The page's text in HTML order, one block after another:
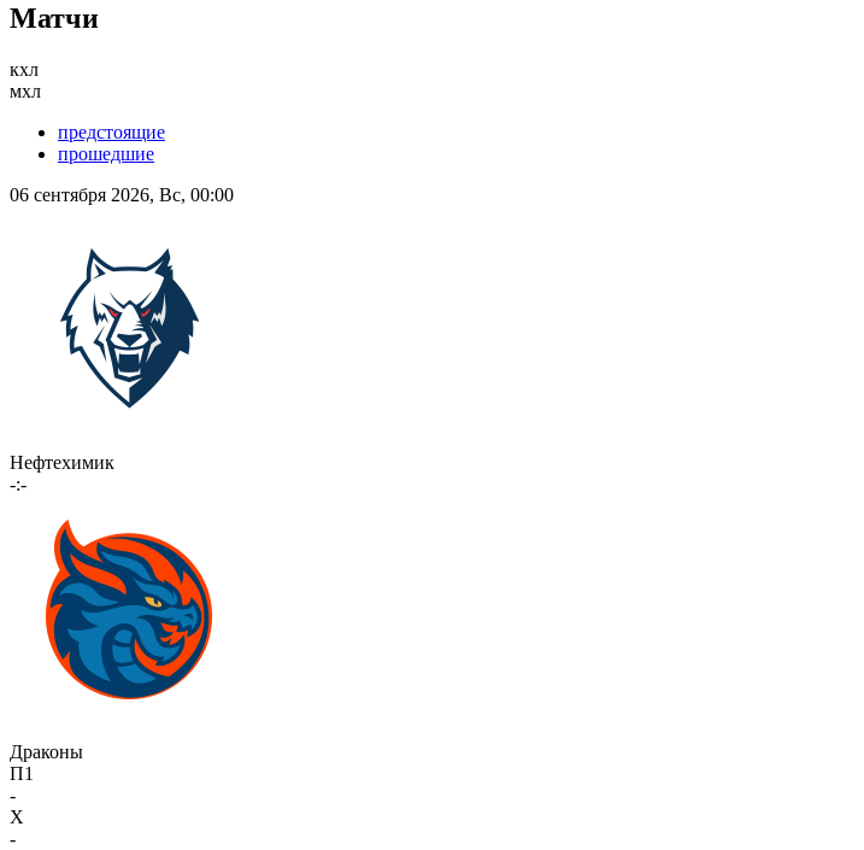
Матчи
кхл
мхл
предстоящие
прошедшие
06 сентября 2026, Вс, 00:00
Нефтехимик
-:-
Драконы
П1
-
X
-